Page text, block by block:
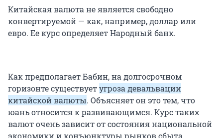
Китайская валюта не является свободно
конвертируемой — как, например, доллар или
евро. Ее курс определяет Народный банк.
Как предполагает Бабин, на долгосрочном
горизонте существуетугроза девальвации
китайской валюты. Объясняет он это тем, что
юань относится к развивающимся. Курс таких
валют очень зависит от состояния национальной
экономики и конъюнктуры рынков сбыта